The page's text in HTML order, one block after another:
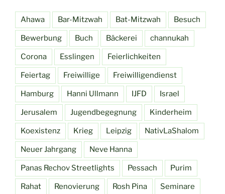
Ahawa Bar-Mitzwah Bat-Mitzwah Besuch
Bewerbung Buch Bäckerei channukah
Corona Esslingen Feierlichkeiten
Feiertag Freiwillige Freiwilligendienst
Hamburg Hanni Ullmann IJFD Israel
Jerusalem Jugendbegegnung Kinderheim
Koexistenz Krieg Leipzig NativLaShalom
Neuer Jahrgang Neve Hanna
Panas Rechov Streetlights Pessach Purim
Rahat Renovierung Rosh Pina Seminare